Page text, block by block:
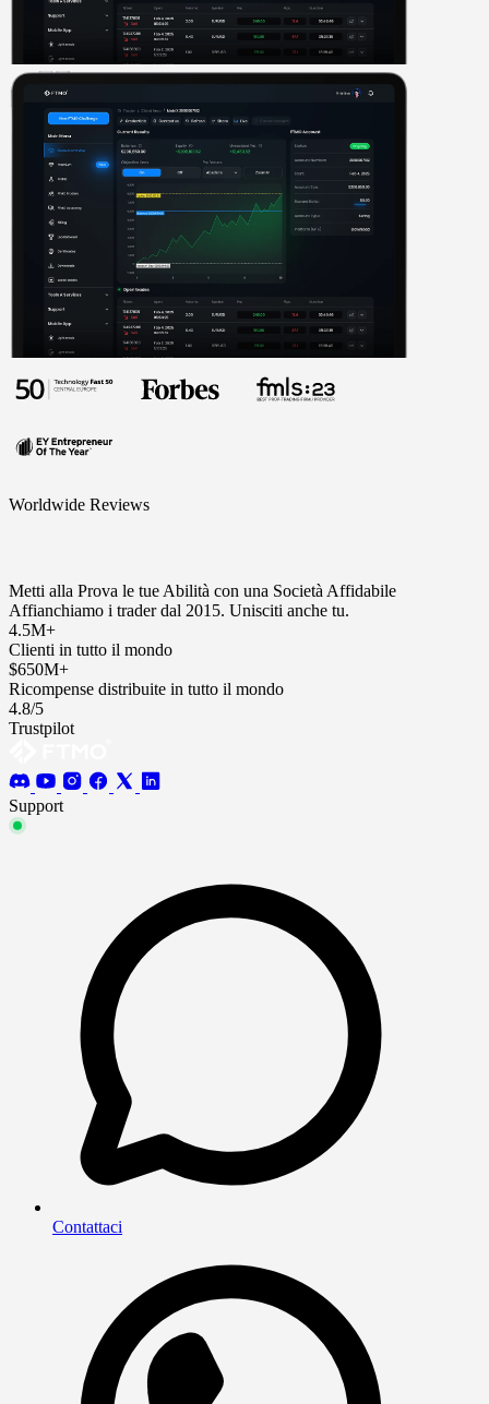
Worldwide Reviews
Metti alla Prova le tue Abilità con una Società Affidabile
Affianchiamo i trader dal 2015. Unisciti anche tu.
4.5M+
Clienti in tutto il mondo
$650M+
Ricompense distribuite in tutto il mondo
4.8/5
Trustpilot
Support
Contattaci